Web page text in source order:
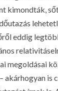
kimondták,
eddig
megoldásai
akárhogyan is